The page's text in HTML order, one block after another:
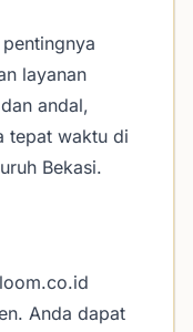
layanan
andal,
tepat waktu di
Bekasi.
Anda dapat